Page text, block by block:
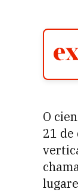
O
21